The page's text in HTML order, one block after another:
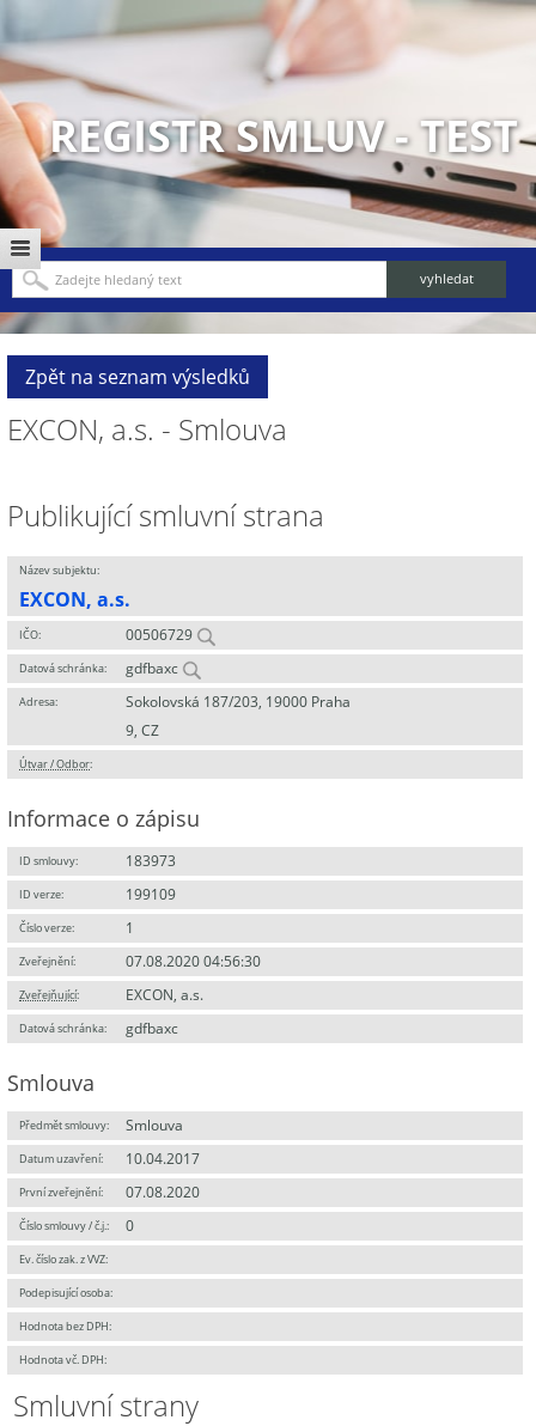
REGISTR SMLUV - TEST
Zpět na seznam výsledků
EXCON, a.s. - Smlouva
Publikující smluvní strana
Název subjektu:
EXCON, a.s.
IČO: 00506729
Datová schránka: gdfbaxc
Adresa:
Sokolovská 187/203, 19000 Praha
9, CZ
Útvar / Odbor:
Informace o zápisu
ID smlouvy: 183973
ID verze: 199109
Číslo verze: 1
Zveřejnění: 07.08.2020 04:56:30
Zveřejňující: EXCON, a.s.
Datová schránka: gdfbaxc
Smlouva
Předmět smlouvy: Smlouva
Datum uzavření: 10.04.2017
První zveřejnění: 07.08.2020
Číslo smlouvy / č.j.: 0
Ev. číslo zak. z VVZ:
Podepisující osoba:
Hodnota bez DPH:
Hodnota vč. DPH:
Smluvní strany